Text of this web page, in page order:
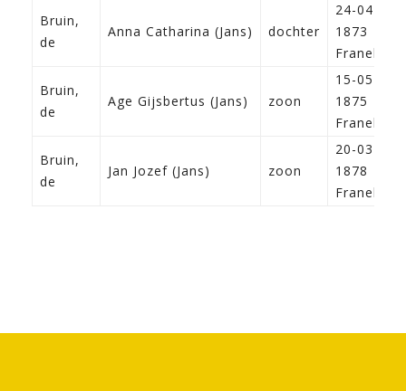
Bruin,
de
Anna Catharina (Jans) dochter
24-04-
1873
Franeker
Bruin,
de
Age Gijsbertus (Jans) zoon
15-05-
1875
Franeker
Bruin,
de
Jan Jozef (Jans) zoon
20-03-
1878
Franeker